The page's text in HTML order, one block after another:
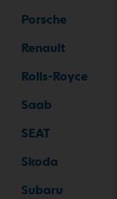
Porsche
Renault
Rolls-Royce
Saab
SEAT
Skoda
Subaru